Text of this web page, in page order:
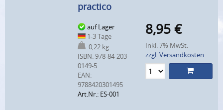
practico
auf Lager
1-3 Tage
0,22 kg
ISBN: 978-84-203-
0149-5
EAN:
9788420301495
Art.Nr.: ES-001
8,95 €
Inkl. 7% MwSt.
zzgl. Versandkosten